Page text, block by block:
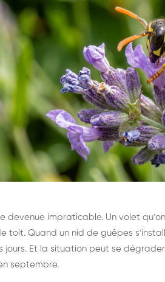
de nid de
devenue impraticable. Un volet
toit. Quand un nid de guêpes
jours. Et la situation peut se
septembre.